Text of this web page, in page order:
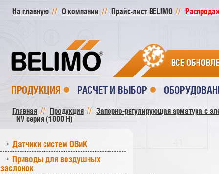
На главную О компании Прайс-лист BELIMO
ВСЕ
ПРОДУКЦИЯ РАСЧЕТ И ВЫБОР
Главная Продукция
Запорно-регулирующая арматура с
NV серия (1000 Н)
Датчики систем ОВиК
Приводы для воздушных
заслонок